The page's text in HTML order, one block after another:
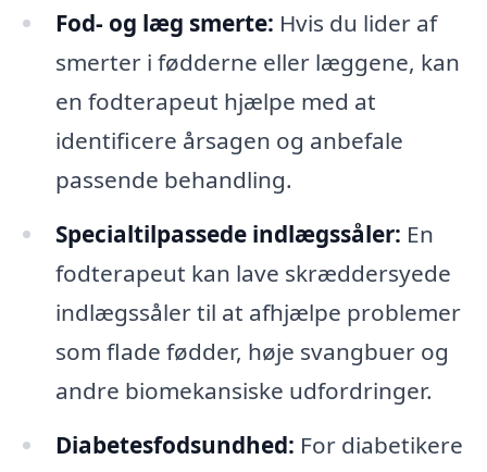
Fod- og læg smerte: Hvis du lider af
smerter i fødderne eller læggene, kan
en fodterapeut hjælpe med at
identificere årsagen og anbefale
passende behandling.
Specialtilpassede indlægssåler: En
fodterapeut kan lave skræddersyede
indlægssåler til at afhjælpe problemer
som flade fødder, høje svangbuer og
andre biomekansiske udfordringer.
Diabetesfodsundhed: For diabetikere